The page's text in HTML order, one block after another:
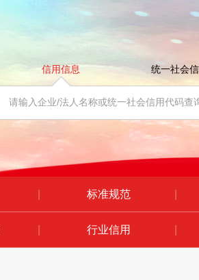
信用信息 统一社会
标准规范
行业信用